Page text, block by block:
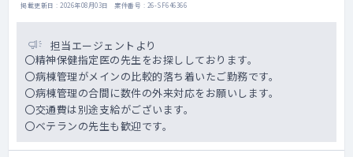
掲載更新日 : 2026年08月03日 案件番号 : 26-SF646366
担当エージェントより
〇精神保健指定医の先生をお探ししております。
〇病棟管理がメインの比較的落ち着いたご勤務です。
〇病棟管理の合間に数件の外来対応をお願いします。
〇交通費は別途支給がございます。
〇ベテランの先生も歓迎です。